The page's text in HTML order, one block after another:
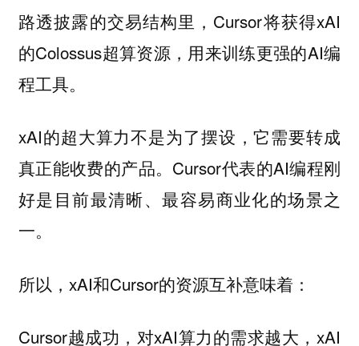
路透披露的交易结构里，Cursor将获得xAI
的Colossus超算资源，用来训练更强的AI编
程工具。
xAI的超大算力不是为了摆设，它需要转成
真正能收费的产品。Cursor代表的AI编程刚
好是目前最清晰、最容易商业化的场景之
一。
所以，xAI和Cursor的资源互补意味着：
Cursor越成功，对xAI算力的需求越大，xAI